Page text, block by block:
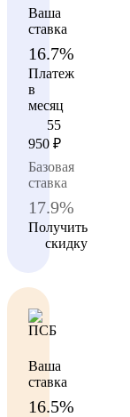
Ваша
ставка
16.7%
Платеж
в
месяц
55
950 ₽
Базовая
ставка
17.9%
Получить
скидку
Ваша
ставка
16.5%